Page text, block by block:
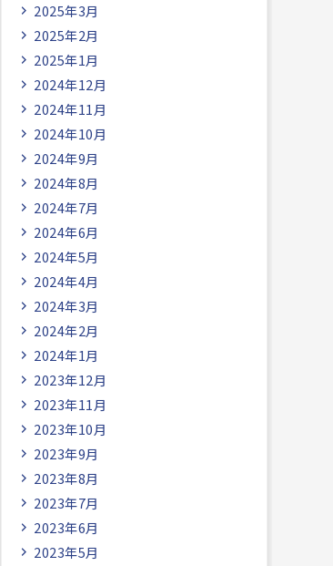
2025年3月
2025年2月
2025年1月
2024年12月
2024年11月
2024年10月
2024年9月
2024年8月
2024年7月
2024年6月
2024年5月
2024年4月
2024年3月
2024年2月
2024年1月
2023年12月
2023年11月
2023年10月
2023年9月
2023年8月
2023年7月
2023年6月
2023年5月